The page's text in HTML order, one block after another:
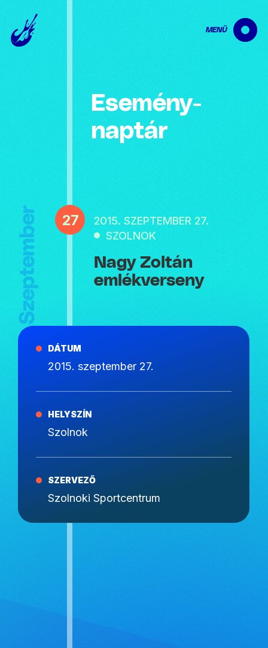
MENÜ
Esemény­
naptár
Szeptember 27
2015. SZEPTEMBER 27.
SZOLNOK
Nagy Zoltán
emlékverseny
DÁTUM
2015. szeptember 27.
HELYSZÍN
Szolnok
SZERVEZŐ
Szolnoki Sportcentrum